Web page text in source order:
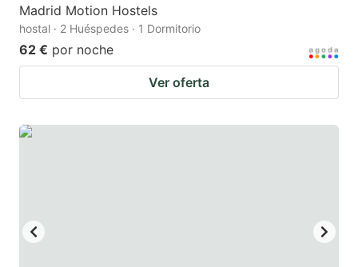
Madrid Motion Hostels
hostal · 2 Huéspedes · 1 Dormitorio
62 € por noche
Ver oferta